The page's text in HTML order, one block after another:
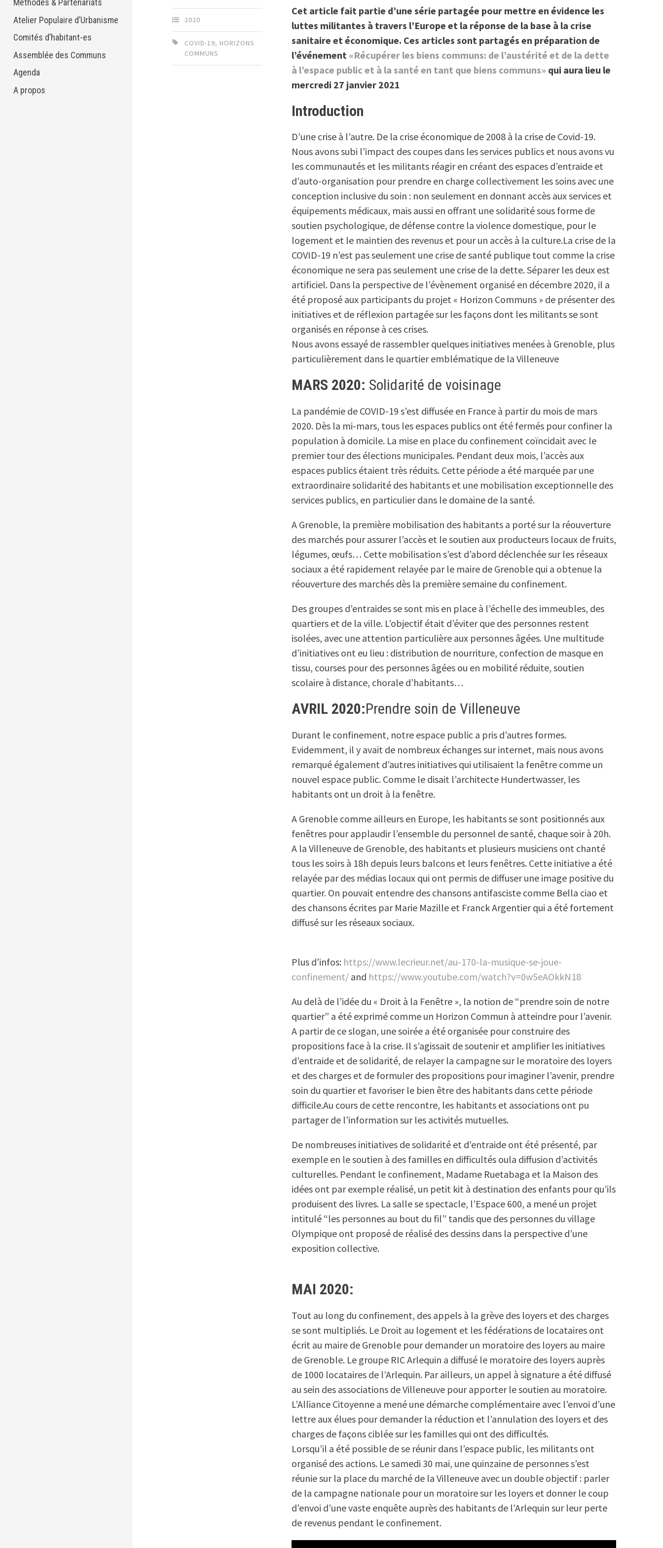
Méthodes & Partenariats
Atelier Populaire d’Urbanisme
Comités d’habitant-es
Assemblée des Communs
Agenda
A propos
2020
COVID-19, HORIZONS
COMMUNS
Cet article fait partie d’une série partagée pour mettre en évidence les
luttes militantes à travers l’Europe et la réponse de la base à la crise
sanitaire et économique. Ces articles sont partagés en préparation de
l’événement «Récupérer les biens communs: de l’austérité et de la dette
à l’espace public et à la santé en tant que biens communs» qui aura lieu le
mercredi 27 janvier 2021
Introduction
D’une crise à l’autre. De la crise économique de 2008 à la crise de Covid-19.
Nous avons subi l’impact des coupes dans les services publics et nous avons vu
les communautés et les militants réagir en créant des espaces d’entraide et
d’auto-organisation pour prendre en charge collectivement les soins avec une
conception inclusive du soin : non seulement en donnant accès aux services et
équipements médicaux, mais aussi en offrant une solidarité sous forme de
soutien psychologique, de défense contre la violence domestique, pour le
logement et le maintien des revenus et pour un accès à la culture.La crise de la
COVID-19 n’est pas seulement une crise de santé publique tout comme la crise
économique ne sera pas seulement une crise de la dette. Séparer les deux est
artificiel. Dans la perspective de l’évènement organisé en décembre 2020, il a
été proposé aux participants du projet « Horizon Communs » de présenter des
initiatives et de réflexion partagée sur les façons dont les militants se sont
organisés en réponse à ces crises.
Nous avons essayé de rassembler quelques initiatives menées à Grenoble, plus
particulièrement dans le quartier emblématique de la Villeneuve
MARS 2020: Solidarité de voisinage
La pandémie de COVID-19 s’est diffusée en France à partir du mois de mars
2020. Dès la mi-mars, tous les espaces publics ont été fermés pour confiner la
population à domicile. La mise en place du confinement coïncidait avec le
premier tour des élections municipales. Pendant deux mois, l’accès aux
espaces publics étaient très réduits. Cette période a été marquée par une
extraordinaire solidarité des habitants et une mobilisation exceptionnelle des
services publics, en particulier dans le domaine de la santé.
A Grenoble, la première mobilisation des habitants a porté sur la réouverture
des marchés pour assurer l’accès et le soutien aux producteurs locaux de fruits,
légumes, œufs… Cette mobilisation s’est d’abord déclenchée sur les réseaux
sociaux a été rapidement relayée par le maire de Grenoble qui a obtenue la
réouverture des marchés dès la première semaine du confinement.
Des groupes d’entraides se sont mis en place à l’échelle des immeubles, des
quartiers et de la ville. L’objectif était d’éviter que des personnes restent
isolées, avec une attention particulière aux personnes âgées. Une multitude
d’initiatives ont eu lieu : distribution de nourriture, confection de masque en
tissu, courses pour des personnes âgées ou en mobilité réduite, soutien
scolaire à distance, chorale d’habitants…
AVRIL 2020:Prendre soin de Villeneuve
Durant le confinement, notre espace public a pris d’autres formes.
Evidemment, il y avait de nombreux échanges sur internet, mais nous avons
remarqué également d’autres initiatives qui utilisaient la fenêtre comme un
nouvel espace public. Comme le disait l’architecte Hundertwasser, les
habitants ont un droit à la fenêtre.
A Grenoble comme ailleurs en Europe, les habitants se sont positionnés aux
fenêtres pour applaudir l’ensemble du personnel de santé, chaque soir à 20h.
A la Villeneuve de Grenoble, des habitants et plusieurs musiciens ont chanté
tous les soirs à 18h depuis leurs balcons et leurs fenêtres. Cette initiative a été
relayée par des médias locaux qui ont permis de diffuser une image positive du
quartier. On pouvait entendre des chansons antifasciste comme Bella ciao et
des chansons écrites par Marie Mazille et Franck Argentier qui a été fortement
diffusé sur les réseaux sociaux.
Plus d’infos: https://www.lecrieur.net/au-170-la-musique-se-joue-
confinement/ and https://www.youtube.com/watch?v=0w5eAOkkN18
Au delà de l’idée du « Droit à la Fenêtre », la notion de “prendre soin de notre
quartier” a été exprimé comme un Horizon Commun à atteindre pour l’avenir.
A partir de ce slogan, une soirée a été organisée pour construire des
propositions face à la crise. Il s’agissait de soutenir et amplifier les initiatives
d’entraide et de solidarité, de relayer la campagne sur le moratoire des loyers
et des charges et de formuler des propositions pour imaginer l’avenir, prendre
soin du quartier et favoriser le bien être des habitants dans cette période
difficile.Au cours de cette rencontre, les habitants et associations ont pu
partager de l’information sur les activités mutuelles.
De nombreuses initiatives de solidarité et d’entraide ont été présenté, par
exemple en le soutien à des familles en difficultés oula diffusion d’activités
culturelles. Pendant le confinement, Madame Ruetabaga et la Maison des
idées ont par exemple réalisé, un petit kit à destination des enfants pour qu’ils
produisent des livres. La salle se spectacle, l’Espace 600, a mené un projet
intitulé “les personnes au bout du fil” tandis que des personnes du village
Olympique ont proposé de réalisé des dessins dans la perspective d’une
exposition collective.
MAI 2020:
Tout au long du confinement, des appels à la grève des loyers et des charges
se sont multipliés. Le Droit au logement et les fédérations de locataires ont
écrit au maire de Grenoble pour demander un moratoire des loyers au maire
de Grenoble. Le groupe RIC Arlequin a diffusé le moratoire des loyers auprès
de 1000 locataires de l’Arlequin. Par ailleurs, un appel à signature a été diffusé
au sein des associations de Villeneuve pour apporter le soutien au moratoire.
L’Alliance Citoyenne a mené une démarche complémentaire avec l’envoi d’une
lettre aux élues pour demander la réduction et l’annulation des loyers et des
charges de façons ciblée sur les familles qui ont des difficultés.
Lorsqu’il a été possible de se réunir dans l’espace public, les militants ont
organisé des actions. Le samedi 30 mai, une quinzaine de personnes s’est
réunie sur la place du marché de la Villeneuve avec un double objectif : parler
de la campagne nationale pour un moratoire sur les loyers et donner le coup
d’envoi d’une vaste enquête auprès des habitants de l’Arlequin sur leur perte
de revenus pendant le confinement.